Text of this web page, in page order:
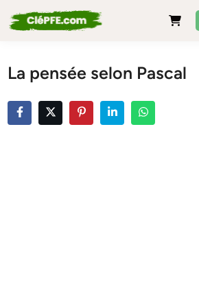
to
La pensée selon Pascal